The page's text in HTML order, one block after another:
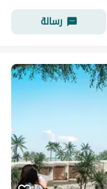
رسالة